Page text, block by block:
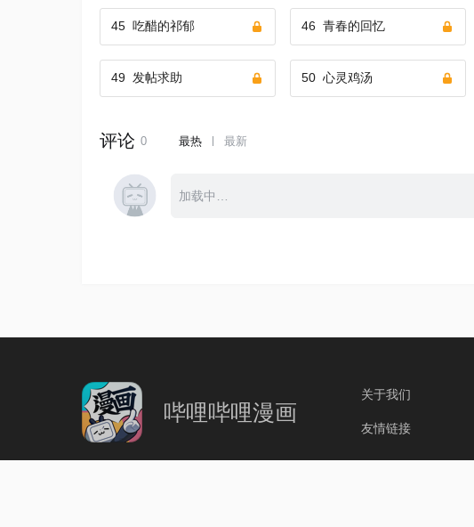
45 吃醋的祁郁 46 青春的回忆
49 发帖求助 50 心灵鸡汤
哔哩哔哩漫画
关于我们
友情链接